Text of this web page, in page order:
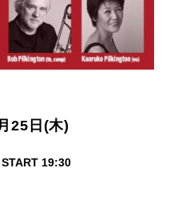
25日(木)
19:30